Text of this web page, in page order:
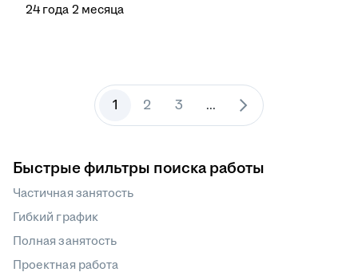
24 года 2 месяца
1 2 3 ...
Быстрые фильтры поиска работы
Частичная занятость
Гибкий график
Полная занятость
Проектная работа